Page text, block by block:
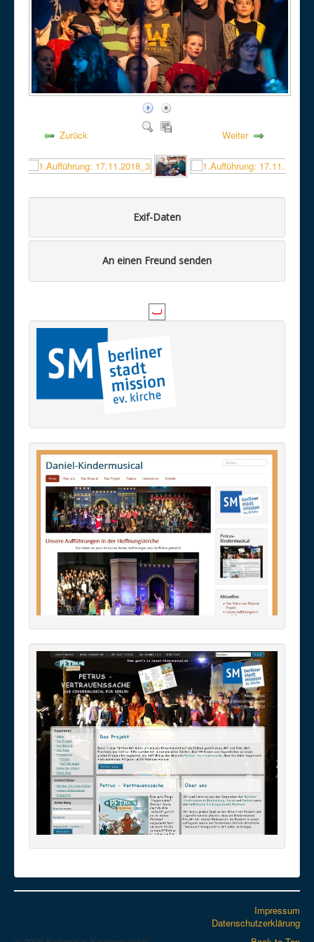
Zurück Weiter
Exif-Daten
An einen Freund senden
Impressum
Datenschutzerklärung